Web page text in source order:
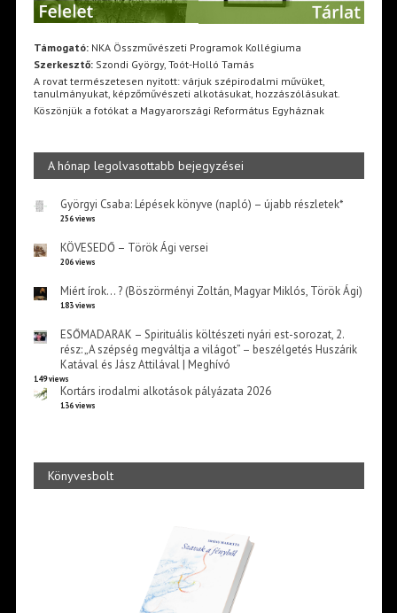
Támogató:NKA Összművészeti Programok Kollégiuma
Szerkesztő:Szondi György, Toót-Holló Tamás
A rovat természetesen nyitott: várjuk szépirodalmi művüket,
tanulmányukat, képzőművészeti alkotásukat, hozzászólásukat.
Köszönjük a fotókat a Magyarországi Református Egyháznak
A hónap legolvasottabb bejegyzései
Györgyi Csaba: Lépések könyve (napló) – újabb részletek*
256 views
KÖVESEDŐ – Török Ági versei
206 views
Miért írok… ? (Böszörményi Zoltán, Magyar Miklós, Török Ági)
183 views
ESŐMADARAK – Spirituális költészeti nyári est-sorozat, 2.
rész: „A szépség megváltja a világot” – beszélgetés Huszárik
Katával és Jász Attilával | Meghívó
149 views
Kortárs irodalmi alkotások pályázata 2026
136 views
Könyvesbolt